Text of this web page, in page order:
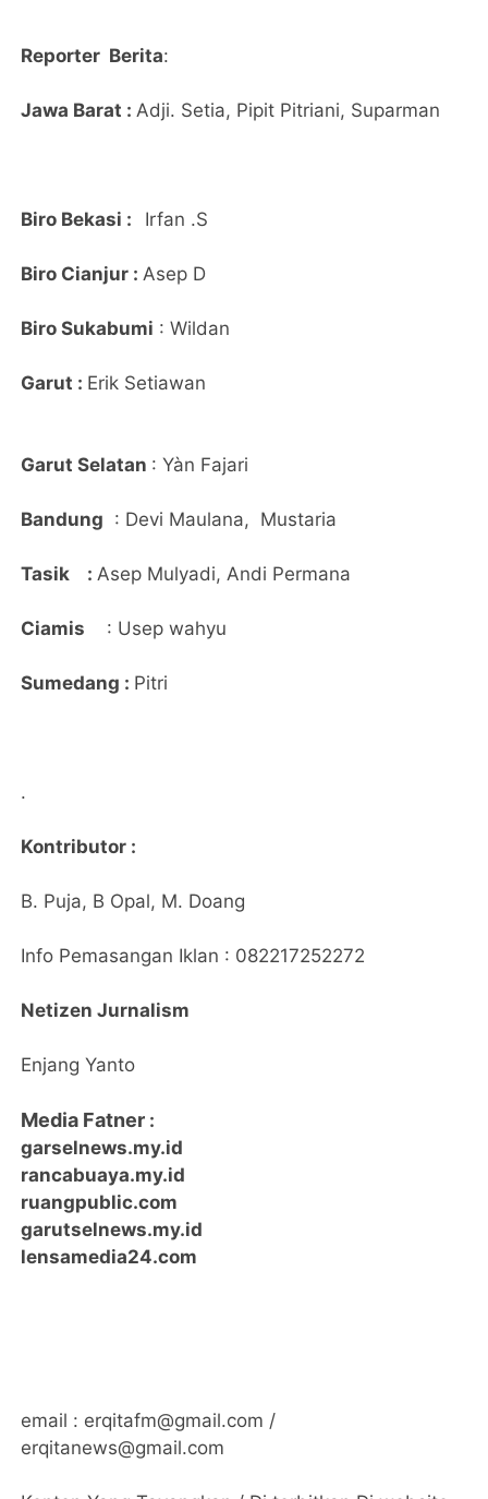
Reporter Berita:
Jawa Barat :Adji. Setia, Pipit Pitriani, Suparman
Biro Bekasi : Irfan .S
Biro Cianjur :Asep D
Biro Sukabumi : Wildan
Garut : Erik Setiawan
Garut Selatan : Yàn Fajari
Bandung : Devi Maulana, Mustaria
Tasik :Asep Mulyadi, Andi Permana
Ciamis : Usep wahyu
Sumedang : Pitri
.
Kontributor :
B. Puja, B Opal, M. Doang
Info Pemasangan Iklan : 082217252272
Netizen Jurnalism
Enjang Yanto
Media Fatner :
garselnews.my.id
rancabuaya.my.id
ruangpublic.com
garutselnews.my.id
lensamedia24.com
email : erqitafm@gmail.com /
erqitanews@gmail.com